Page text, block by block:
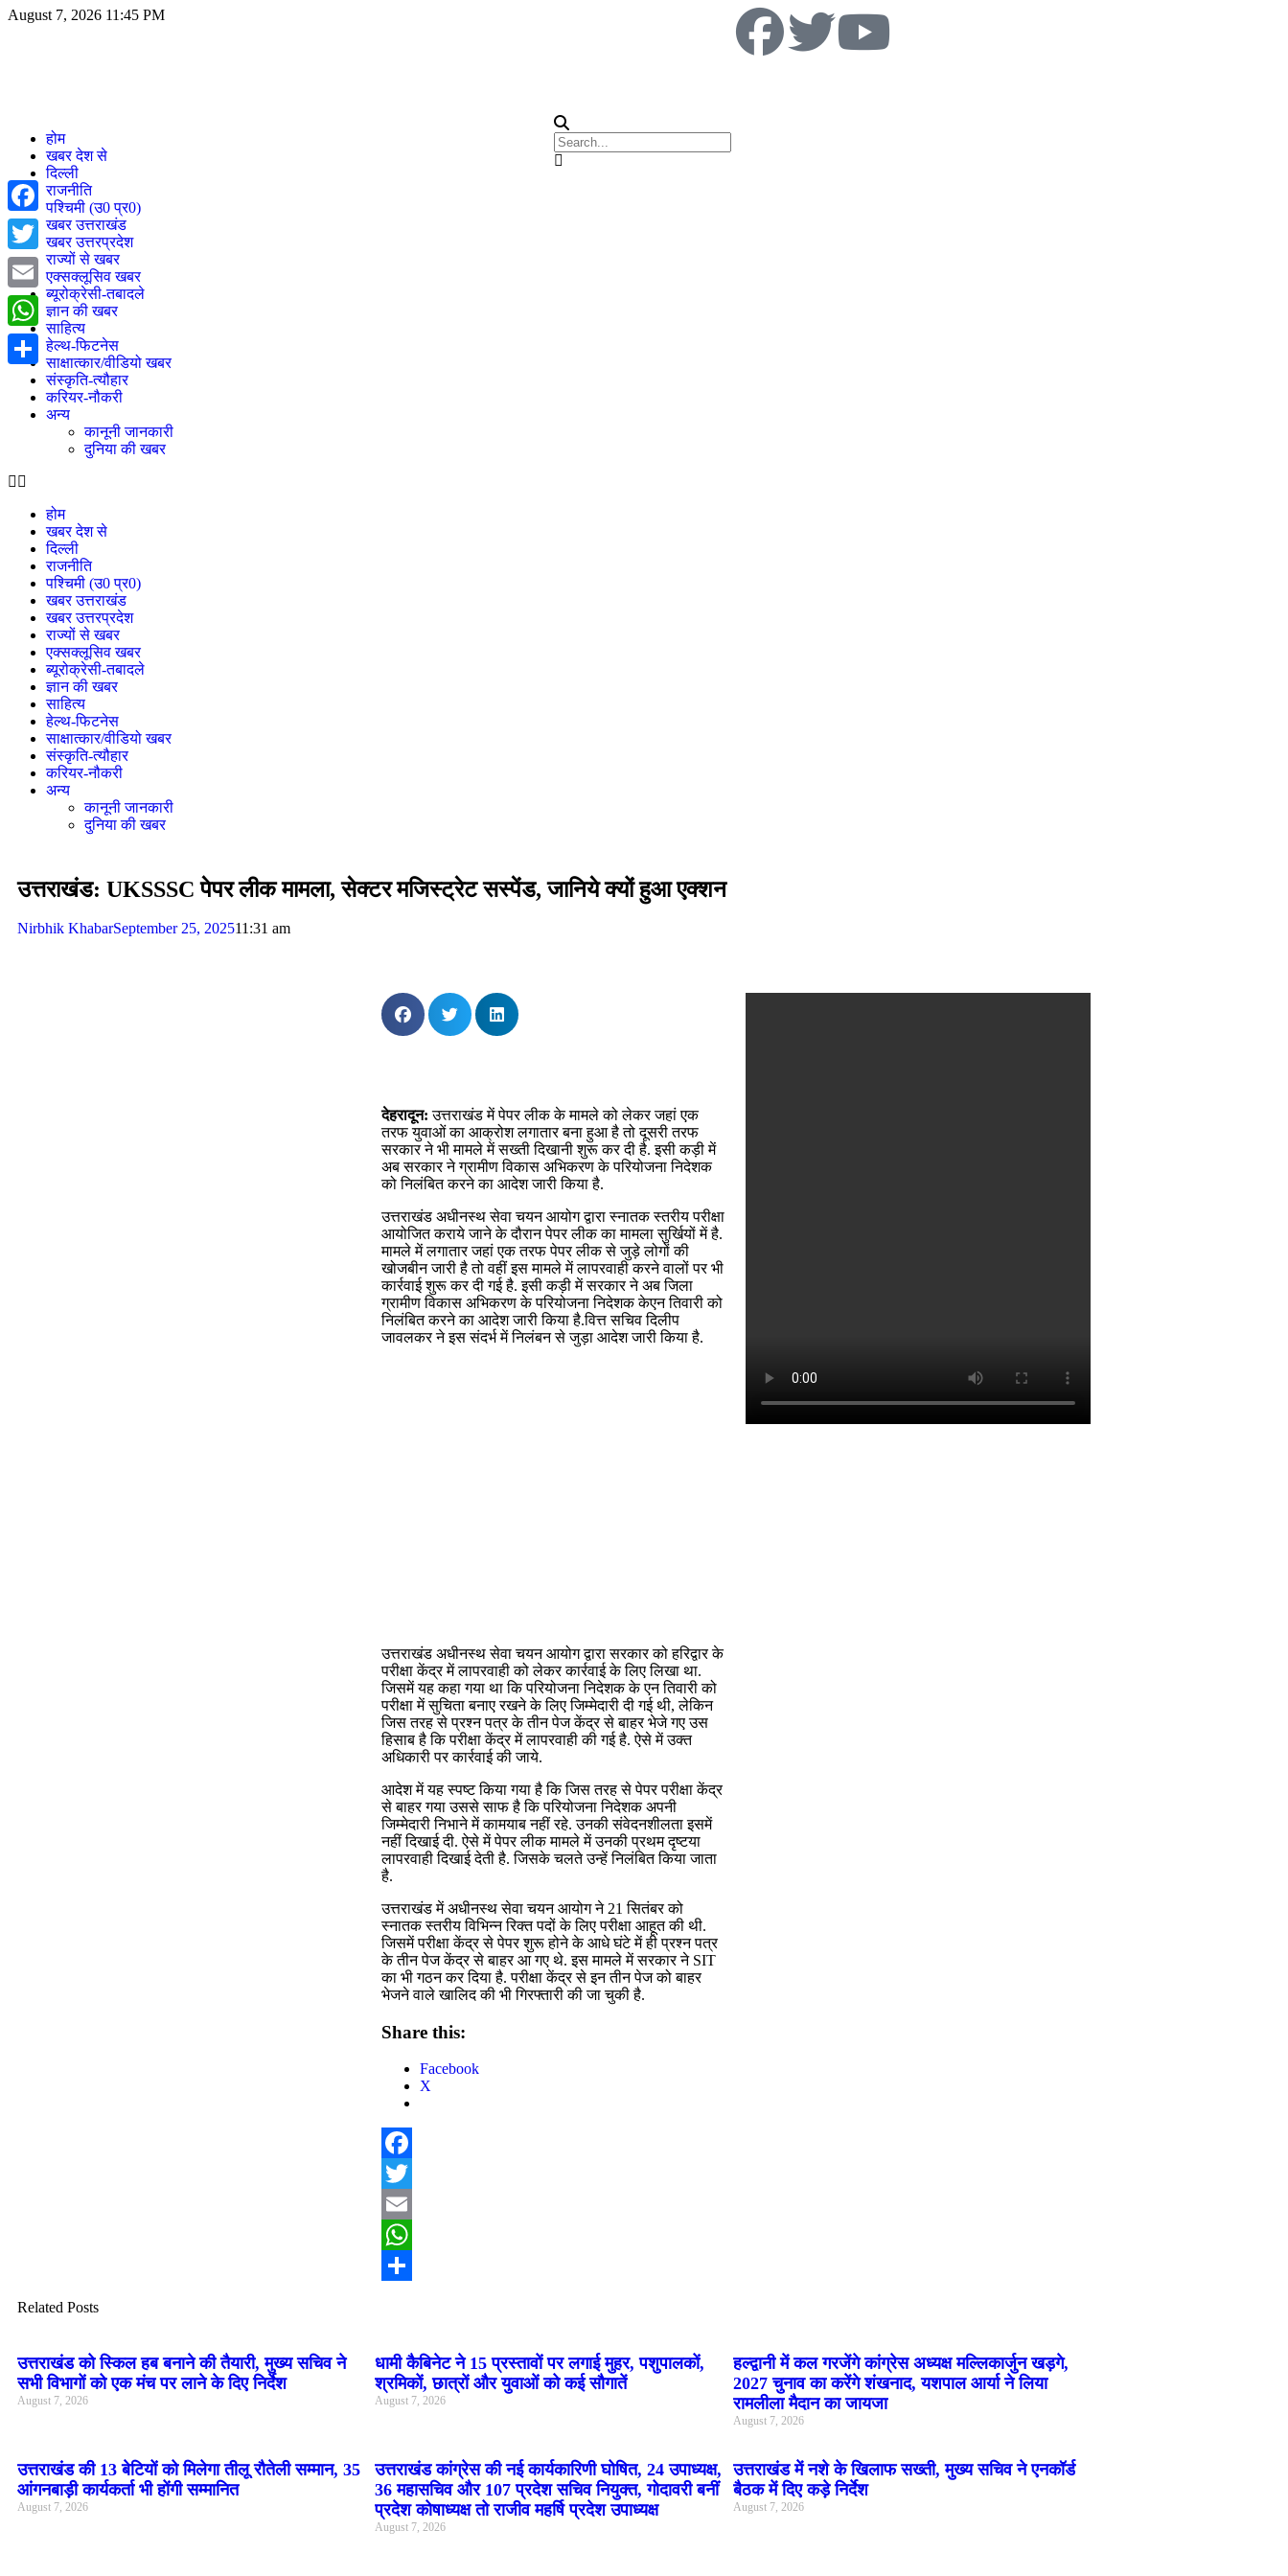
August 7, 2026 11:45 PM
होम
खबर देश से
दिल्ली
राजनीति
पश्चिमी (उ0 प्र0)
खबर उत्तराखंड
खबर उत्तरप्रदेश
राज्यों से खबर
एक्सक्लूसिव खबर
ब्यूरोक्रेसी-तबादले
ज्ञान की खबर
साहित्य
हेल्थ-फिटनेस
साक्षात्कार/वीडियो खबर
संस्कृति-त्यौहार
करियर-नौकरी
अन्य
कानूनी जानकारी
दुनिया की खबर
होम
खबर देश से
दिल्ली
राजनीति
पश्चिमी (उ0 प्र0)
खबर उत्तराखंड
खबर उत्तरप्रदेश
राज्यों से खबर
एक्सक्लूसिव खबर
ब्यूरोक्रेसी-तबादले
ज्ञान की खबर
साहित्य
हेल्थ-फिटनेस
साक्षात्कार/वीडियो खबर
संस्कृति-त्यौहार
करियर-नौकरी
अन्य
कानूनी जानकारी
दुनिया की खबर
उत्तराखंड: UKSSSC पेपर लीक मामला, सेक्टर मजिस्ट्रेट सस्पेंड, जानिये क्यों हुआ एक्शन
Nirbhik KhabarSeptember 25, 202511:31 am
देहरादून: उत्तराखंड में पेपर लीक के मामले को लेकर जहां एक
तरफ युवाओं का आक्रोश लगातार बना हुआ है तो दूसरी तरफ
सरकार ने भी मामले में सख्ती दिखानी शुरू कर दी है. इसी कड़ी में
अब सरकार ने ग्रामीण विकास अभिकरण के परियोजना निदेशक
को निलंबित करने का आदेश जारी किया है.
उत्तराखंड अधीनस्थ सेवा चयन आयोग द्वारा स्नातक स्तरीय परीक्षा
आयोजित कराये जाने के दौरान पेपर लीक का मामला सुर्खियों में है.
मामले में लगातार जहां एक तरफ पेपर लीक से जुड़े लोगों की
खोजबीन जारी है तो वहीं इस मामले में लापरवाही करने वालों पर भी
कार्रवाई शुरू कर दी गई है. इसी कड़ी में सरकार ने अब जिला
ग्रामीण विकास अभिकरण के परियोजना निदेशक केएन तिवारी को
निलंबित करने का आदेश जारी किया है.वित्त सचिव दिलीप
जावलकर ने इस संदर्भ में निलंबन से जुड़ा आदेश जारी किया है.
उत्तराखंड अधीनस्थ सेवा चयन आयोग द्वारा सरकार को हरिद्वार के
परीक्षा केंद्र में लापरवाही को लेकर कार्रवाई के लिए लिखा था.
जिसमें यह कहा गया था कि परियोजना निदेशक के एन तिवारी को
परीक्षा में सुचिता बनाए रखने के लिए जिम्मेदारी दी गई थी, लेकिन
जिस तरह से प्रश्न पत्र के तीन पेज केंद्र से बाहर भेजे गए उस
हिसाब है कि परीक्षा केंद्र में लापरवाही की गई है. ऐसे में उक्त
अधिकारी पर कार्रवाई की जाये.
आदेश में यह स्पष्ट किया गया है कि जिस तरह से पेपर परीक्षा केंद्र
से बाहर गया उससे साफ है कि परियोजना निदेशक अपनी
जिम्मेदारी निभाने में कामयाब नहीं रहे. उनकी संवेदनशीलता इसमें
नहीं दिखाई दी. ऐसे में पेपर लीक मामले में उनकी प्रथम दृष्टया
लापरवाही दिखाई देती है. जिसके चलते उन्हें निलंबित किया जाता
है.
उत्तराखंड में अधीनस्थ सेवा चयन आयोग ने 21 सितंबर को
स्नातक स्तरीय विभिन्न रिक्त पदों के लिए परीक्षा आहूत की थी.
जिसमें परीक्षा केंद्र से पेपर शुरू होने के आधे घंटे में ही प्रश्न पत्र
के तीन पेज केंद्र से बाहर आ गए थे. इस मामले में सरकार ने SIT
का भी गठन कर दिया है. परीक्षा केंद्र से इन तीन पेज को बाहर
भेजने वाले खालिद की भी गिरफ्तारी की जा चुकी है.
Share this:
Facebook
X
Facebook
Twitter
Email
WhatsApp
Related Posts
उत्तराखंड को स्किल हब बनाने की तैयारी, मुख्य सचिव ने
सभी विभागों को एक मंच पर लाने के दिए निर्देश
August 7, 2026
धामी कैबिनेट ने 15 प्रस्तावों पर लगाई मुहर, पशुपालकों,
श्रमिकों, छात्रों और युवाओं को कई सौगातें
August 7, 2026
हल्द्वानी में कल गरजेंगे कांग्रेस अध्यक्ष मल्लिकार्जुन खड़गे,
2027 चुनाव का करेंगे शंखनाद, यशपाल आर्या ने लिया
रामलीला मैदान का जायजा
August 7, 2026
उत्तराखंड की 13 बेटियों को मिलेगा तीलू रौतेली सम्मान, 35
आंगनबाड़ी कार्यकर्ता भी होंगी सम्मानित
August 7, 2026
उत्तराखंड कांग्रेस की नई कार्यकारिणी घोषित, 24 उपाध्यक्ष,
36 महासचिव और 107 प्रदेश सचिव नियुक्त, गोदावरी बनीं
प्रदेश कोषाध्यक्ष तो राजीव महर्षि प्रदेश उपाध्यक्ष
August 7, 2026
उत्तराखंड में नशे के खिलाफ सख्ती, मुख्य सचिव ने एनकॉर्ड
बैठक में दिए कड़े निर्देश
August 7, 2026
Facebook
Twitter
Email
WhatsApp
Share